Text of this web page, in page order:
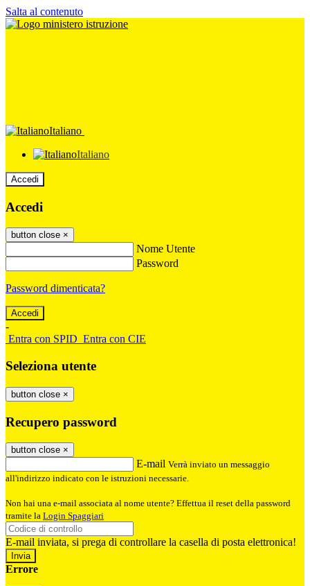
Salta al contenuto
Italiano
Italiano
Accedi
Accedi
button close ×
Nome Utente
Password
Password dimenticata?
-
Entra con SPID Entra con CIE
Seleziona utente
button close ×
Recupero password
button close ×
E-mail Verrà inviato un messaggio
all'indirizzo indicato con le istruzioni necessarie.
Non hai una e-mail associata al nome utente? Effettua il reset della password
tramite la Login Spaggiari
E-mail inviata, si prega di controllare la casella di posta elettronica!
Errore